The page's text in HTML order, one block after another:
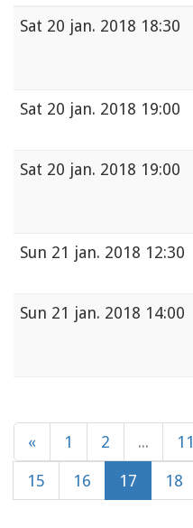
Sat 20 jan. 2018 18:30
Sat 20 jan. 2018 19:00
Sat 20 jan. 2018 19:00
Sun 21 jan. 2018 12:30
Sun 21 jan. 2018 14:00
« 1 2 ... 11
15 16 17 18